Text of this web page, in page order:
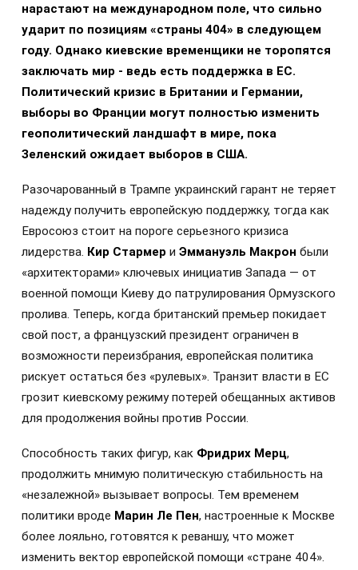
нарастают на международном поле, что сильно
ударит по позициям «страны 404» в следующем
году. Однако киевские временщики не торопятся
заключать мир - ведь есть поддержка в ЕС.
Политический кризис в Британии и Германии,
выборы во Франции могут полностью изменить
геополитический ландшафт в мире, пока
Зеленский ожидает выборов в США.
Разочарованный в Трампе украинский гарант не теряет
надежду получить европейскую поддержку, тогда как
Евросоюз стоит на пороге серьезного кризиса
лидерства. Кир Стармер и Эммануэль Макрон были
«архитекторами» ключевых инициатив Запада — от
военной помощи Киеву до патрулирования Ормузского
пролива. Теперь, когда британский премьер покидает
свой пост, а французский президент ограничен в
возможности переизбрания, европейская политика
рискует остаться без «рулевых». Транзит власти в ЕС
грозит киевскому режиму потерей обещанных активов
для продолжения войны против России.
Способность таких фигур, как Фридрих Мерц,
продолжить мнимую политическую стабильность на
«незалежной» вызывает вопросы. Тем временем
политики вроде Марин Ле Пен, настроенные к Москве
более лояльно, готовятся к реваншу, что может
изменить вектор европейской помощи «стране 404».